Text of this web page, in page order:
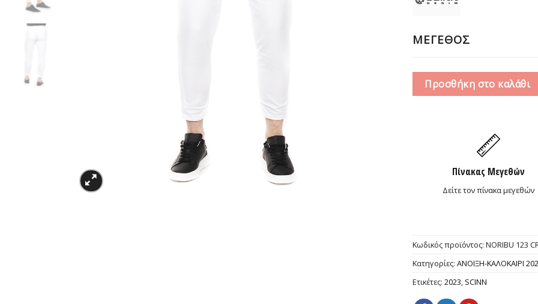
ΜΕΓΕΘΟΣ
Προσθήκη στο καλάθι
Πίνακας Μεγεθών
Δείτε τον πίνακα μεγεθών
Κωδικός προϊόντος: NORIBU 123
Κατηγορίες: ΑΝΟΙΞΗ-ΚΑΛΟΚΑΙΡΙ
Ετικέτες: 2023, SCINN